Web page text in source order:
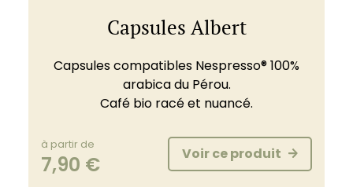
Capsules Albert
Capsules compatibles Nespresso® 100%
arabica du Pérou.
Café bio racé et nuancé.
à partir de
7,90 € Voir ce produit